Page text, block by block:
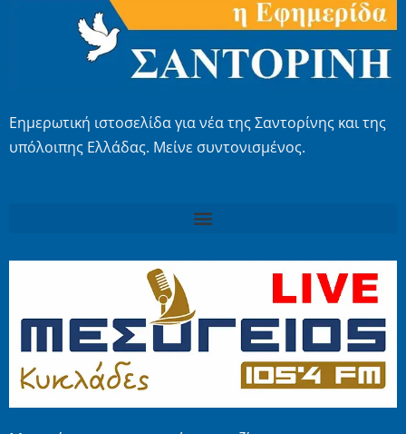
Εημερωτική ιστοσελίδα για νέα της Σαντορίνης και της
υπόλοιπης Ελλάδας. Μείνε συντονισμένος.